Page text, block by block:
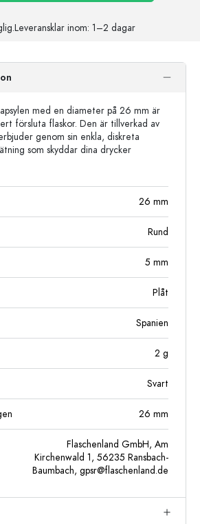
Leveransklar inom: 1–2 dagar
med en diameter på 26 mm är
försluta flaskor. Den är tillverkad av
genom sin enkla, diskreta
som skyddar dina drycker
26 mm
Rund
5 mm
Plåt
Spanien
2 g
Svart
26 mm
Flaschenland GmbH, Am
Kirchenwald 1, 56235 Ransbach-
Baumbach, gpsr@flaschenland.de